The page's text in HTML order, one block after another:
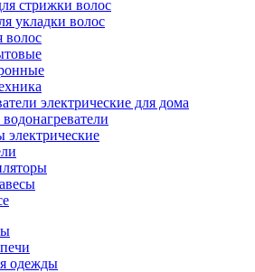
стрижки волос
укладки волос
электрические для дома
электрические
одежды